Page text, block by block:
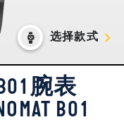
选择款式
腕表
B01